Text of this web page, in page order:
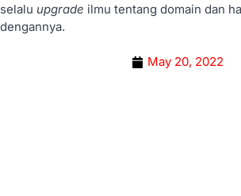
selalu upgrade ilmu tentang domain dan
dengannya.
May 20, 2022